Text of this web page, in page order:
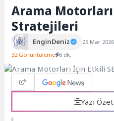
Arama
Stratejileri
EnginDeniz 25 Mar
32 Görüntüleme 6 dk.
Yazı